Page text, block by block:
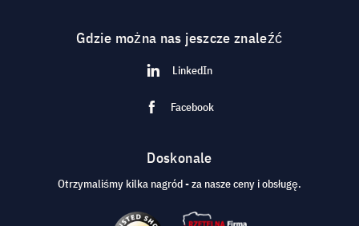
Gdzie można nas jeszcze znaleźć
LinkedIn
Facebook
Doskonale
Otrzymaliśmy kilka nagród - za nasze ceny i obsługę.